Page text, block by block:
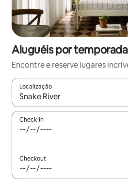
Aluguéis por temporada
Encontre e reserve lugares
Localização
Quando os resultados estiverem
Check-in
Checkout